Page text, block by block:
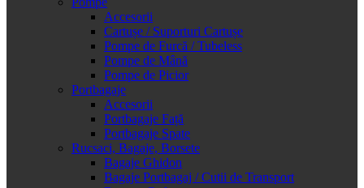
Accesorii
Cartușe / Suporturi Cartușe
Pompe de Furcă / Tubeless
Pompe de Mână
Pompe de Picior
Portbagaje
Accesorii
Portbagaje Față
Portbagaje Spate
Rucsaci, Bagaje, Borsete
Bagaje Ghidon
Bagaje Portbagaj / Cutii de Transport